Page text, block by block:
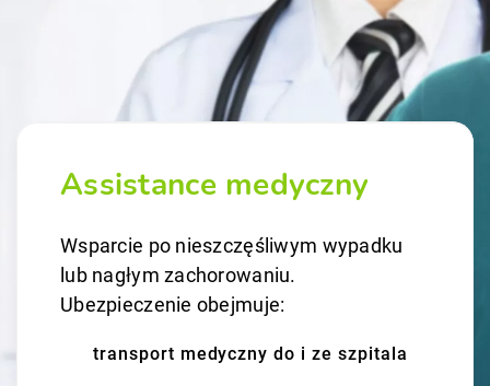
Assistance medyczny
Wsparcie po nieszczęśliwym wypadku
lub nagłym zachorowaniu.
Ubezpieczenie obejmuje:
transport medyczny do i ze szpitala